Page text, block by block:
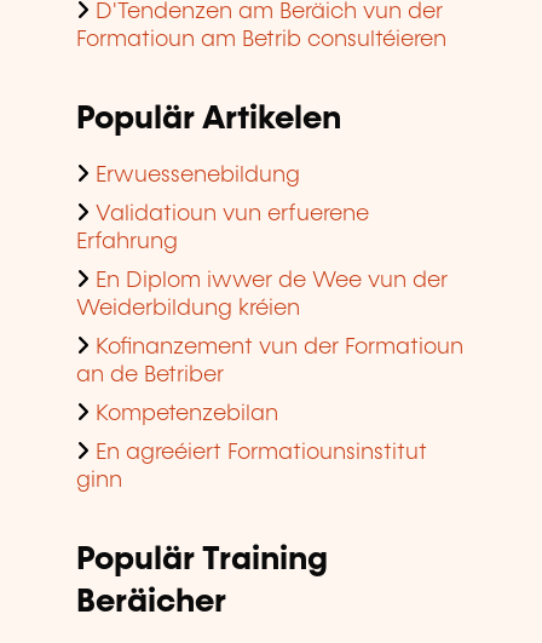
D'Tendenzen am Beräich vun der
Formatioun am Betrib consultéieren
Populär Artikelen
Erwuessenebildung
Validatioun vun erfuerene
Erfahrung
En Diplom iwwer de Wee vun der
Weiderbildung kréien
Kofinanzement vun der Formatioun
an de Betriber
Kompetenzebilan
En agreéiert Formatiounsinstitut
ginn
Populär Training
Beräicher